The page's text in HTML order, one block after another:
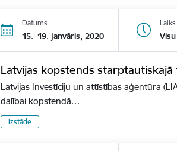
Datums
15.–19. janvāris, 2020
Laiks
Latvijas kopstends starptautiskajā
Latvijas Investīciju un attīstības aģentūra
dalībai kopstendā…
Izstāde